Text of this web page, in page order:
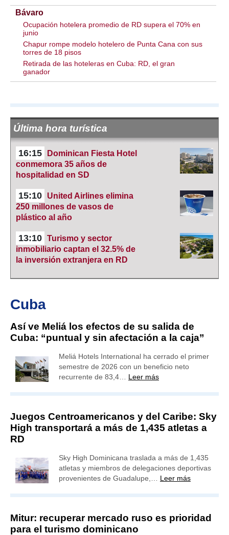
Bávaro
Ocupación hotelera promedio de RD supera el 70% en
junio
Chapur rompe modelo hotelero de Punta Cana con sus
torres de 18 pisos
Retirada de las hoteleras en Cuba: RD, el gran
ganador
Última hora turística
16:15
Dominican Fiesta Hotel
conmemora 35 años de
hospitalidad en SD
15:10
United Airlines elimina
250 millones de vasos de
plástico al año
13:10 Turismo y sector
inmobiliario captan el 32.5% de
la inversión extranjera en RD
Cuba
Así ve Meliá los efectos de su salida de
Cuba: “puntual y sin afectación a la caja”
Meliá Hotels International ha cerrado el primer
semestre de 2026 con un beneficio neto
recurrente de 83,4… Leer más
Juegos Centroamericanos y del Caribe: Sky
High transportará a más de 1,435 atletas a
RD
Sky High Dominicana traslada a más de 1,435
atletas y miembros de delegaciones deportivas
provenientes de Guadalupe,… Leer más
Mitur: recuperar mercado ruso es prioridad
para el turismo dominicano